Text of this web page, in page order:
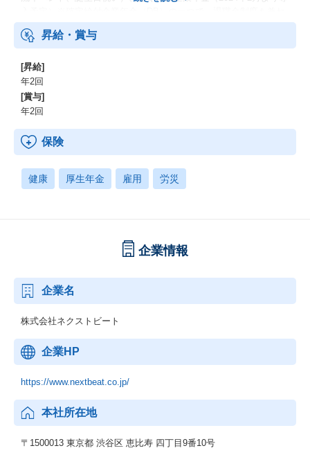
備えた年金制度です。
昇給・賞与
[昇給]
年2回
[賞与]
年2回
保険
健康 厚生年金 雇用 労災
企業情報
企業名
株式会社ネクストビート
企業HP
https://www.nextbeat.co.jp/
本社所在地
〒1500013 東京都 渋谷区 恵比寿 四丁目9番10号